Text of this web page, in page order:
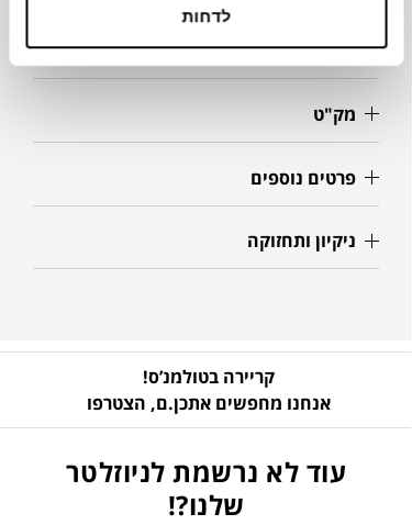
לדחות
מידע על חומרים
מק"ט
פרטים נוספים
ניקיון ותחזוקה
קריירה בטולמנ’ס!
אנחנו מחפשים אתכן.ם, הצטרפו
עוד לא נרשמת לניוזלטר
שלנו?!